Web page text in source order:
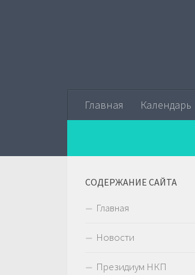
Главная Календарь
СОДЕРЖАНИЕ САЙТА
Главная
Новости
Президиум НКП